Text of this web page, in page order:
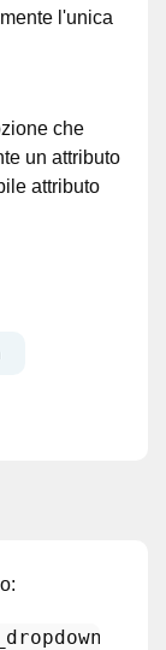
l'unica
che
un attributo
attributo